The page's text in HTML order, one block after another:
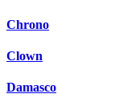
Chrono
Clown
Damasco